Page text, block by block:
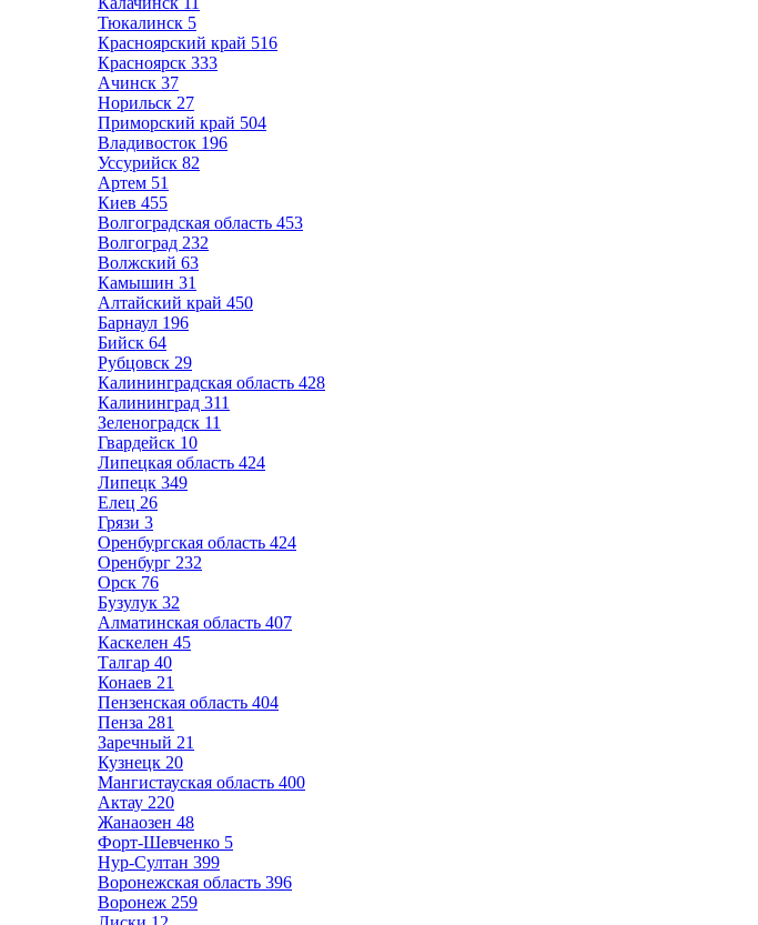
Тюкалинск 5
Красноярский край 516
Красноярск 333
Ачинск 37
Норильск 27
Приморский край 504
Владивосток 196
Уссурийск 82
Артем 51
Киев 455
Волгоградская область 453
Волгоград 232
Волжский 63
Камышин 31
Алтайский край 450
Барнаул 196
Бийск 64
Рубцовск 29
Калининградская область 428
Калининград 311
Зеленоградск 11
Гвардейск 10
Липецкая область 424
Липецк 349
Елец 26
Грязи 3
Оренбургская область 424
Оренбург 232
Орск 76
Бузулук 32
Алматинская область 407
Каскелен 45
Талгар 40
Конаев 21
Пензенская область 404
Пенза 281
Заречный 21
Кузнецк 20
Мангистауская область 400
Актау 220
Жанаозен 48
Форт-Шевченко 5
Нур-Султан 399
Воронежская область 396
Воронеж 259